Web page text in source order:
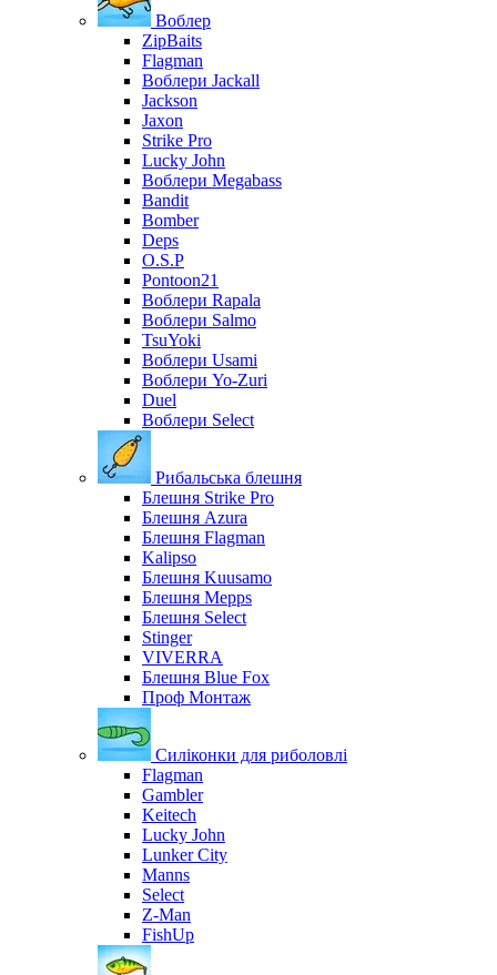
Воблер
ZipBaits
Flagman
Воблери Jackall
Jackson
Jaxon
Strike Pro
Lucky John
Воблери Megabass
Bandit
Bomber
Deps
O.S.P
Pontoon21
Воблери Rapala
Воблери Salmo
TsuYoki
Воблери Usami
Воблери Yo-Zuri
Duel
Воблери Select
Рибальська блешня
Блешня Strike Pro
Блешня Azura
Блешня Flagman
Kalipso
Блешня Kuusamo
Блешня Mepps
Блешня Select
Stinger
VIVERRA
Блешня Blue Fox
Проф Монтаж
Силіконки для риболовлі
Flagman
Gambler
Keitech
Lucky John
Lunker City
Manns
Select
Z-Man
FishUp